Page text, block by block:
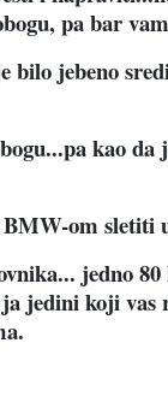
pa bar
bilo jebeno
kao
BMW-om sletiti
jedno
jedini koji vas